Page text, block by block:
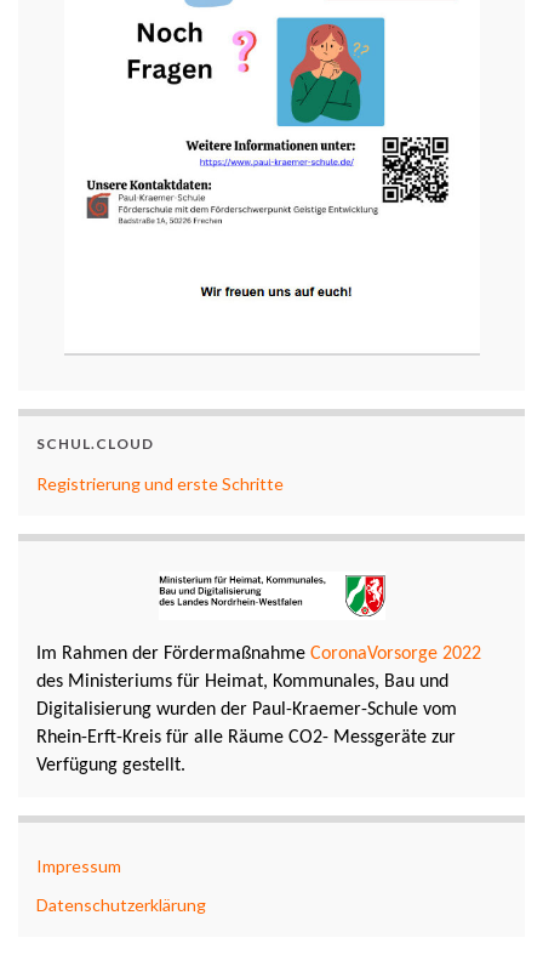
SCHUL.CLOUD
Registrierung und erste Schritte
Im Rahmen der Fördermaßnahme CoronaVorsorge 2022
des Ministeriums für Heimat, Kommunales, Bau und
Digitalisierung wurden der Paul-Kraemer-Schule vom
Rhein-Erft-Kreis für alle Räume CO2- Messgeräte zur
Verfügung gestellt.
Impressum
Datenschutzerklärung